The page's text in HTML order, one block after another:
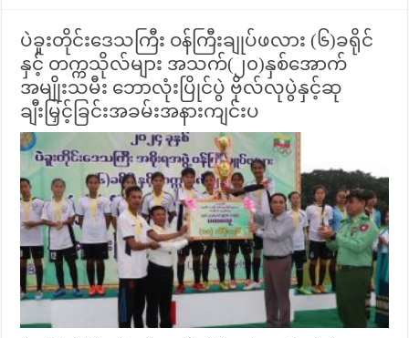
ပဲခူးတိုင်းဒေသကြီး ဝန်ကြီးချုပ်ဖလား (၆)ခရိုင်
နှင့် တက္ကသိုလ်များ အသက်(၂၀)နှစ်အောက်
အမျိုးသမီး ဘောလုံးပြိုင်ပွဲ ဗိုလ်လုပွဲနှင့်ဆု
ချီးမြှင့်ခြင်းအခမ်းအနားကျင်းပ